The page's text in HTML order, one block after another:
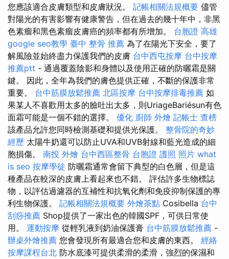
您應該適合皮膚類型和皮膚狀況。 記帳相關法規概要 儘管
對陽光的有害影響有健康警告，但在過去的幾十年中，非黑
色素瘤和黑色素瘤皮膚癌的頻率都有所增加。 台胞證 高雄
google seo教學 臺中 整骨 推薦 為了在陽光下安全，要了
解風險並始終盡力保護我們的皮膚 台中西屯按摩 台中按摩
推薦ptt - 通過覆蓋陰影和身體以及使用正確的防曬霜是關
鍵。 因此，全年為我們的膚色提供正確，不斷的保護非常
重要。 台中筋膜放鬆推薦 北區按摩 台中按摩排毒推薦 如
果某人不喜歡用太多的臉吐出太多，則UriageBariésun有色
面霜可能是一個不錯的選擇。 優化 廚師 外燴 記帳士 查榜
該產品允許您同時檢測基礎和提供光保護。 整骨院的奇妙
經歷 太陽牛奶還可以防止UVA和UVB射線和藍光造成的細
胞損傷。 南投 外燴 台中西區整骨 台胞證 護照 照片 what
is seo 按摩學徒 防曬霜通常會留下典型的白色層，但是這
種產品在較深的皮膚上看起來也不錯。 評估許多生物標誌
物，以評估過濾器的互補性和抗氧化劑和免疫抑制保護的專
利生物保護。 記帳相關法規概要 外燴茶點 Cosibella 台中
刮痧推薦 Shop提供了一家出色的韓國SPF，可供日常使
用。 運動按摩 從輕乳液到奶油保護膏 台中筋膜放鬆推薦 -
辦桌外燴推薦 您會發現所有最適合您和皮膚的東西。 經絡
按摩課程台北 防水底漆可提供柔滑的柔滑，強烈的保濕和